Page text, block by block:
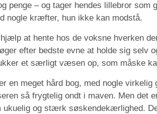
penge – og tager hendes lillebror som
nogle kræfter, hun ikke kan modstå.
at hente hos de voksne hverken
efter bedste evne at holde sig selv
et særligt væsen op, som måske
en meget hård bog, med nogle virkelig
så frygtelig ondt i maven. Men det
og stærk søskendekærlighed.